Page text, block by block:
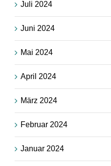
Juli 2024
Juni 2024
Mai 2024
April 2024
März 2024
Februar 2024
Januar 2024